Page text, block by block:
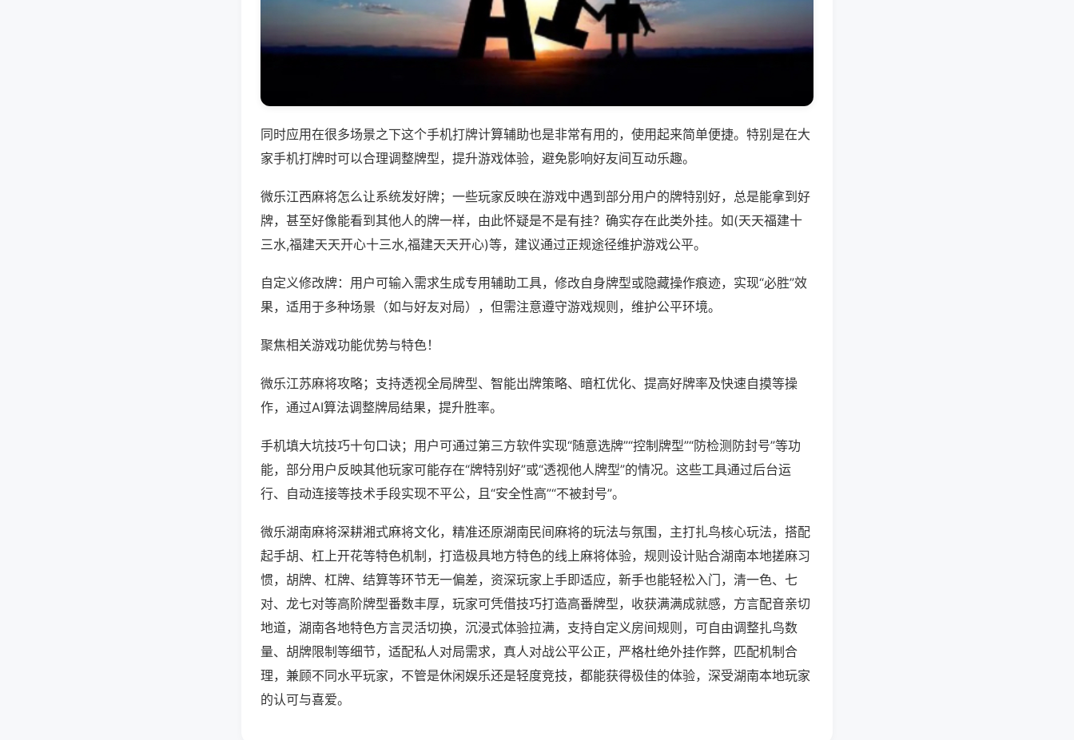
同时应用在很多场景之下这个手机打牌计算辅助也是非常有用的，使用起来简单便捷。特别是在大
家手机打牌时可以合理调整牌型，提升游戏体验，避免影响好友间互动乐趣。
微乐江西麻将怎么让系统发好牌；一些玩家反映在游戏中遇到部分用户的牌特别好，总是能拿到好
牌，甚至好像能看到其他人的牌一样，由此怀疑是不是有挂？确实存在此类外挂。如(天天福建十
三水,福建天天开心十三水,福建天天开心)等，建议通过正规途径维护游戏公平。
自定义修改牌：用户可输入需求生成专用辅助工具，修改自身牌型或隐藏操作痕迹，实现“必胜”效
果，适用于多种场景（如与好友对局），但需注意遵守游戏规则，维护公平环境。
聚焦相关游戏功能优势与特色！
微乐江苏麻将攻略；支持透视全局牌型、智能出牌策略、暗杠优化、提高好牌率及快速自摸等操
作，通过AI算法调整牌局结果，提升胜率。
手机填大坑技巧十句口诀；用户可通过第三方软件实现“随意选牌”“控制牌型”“防检测防封号”等功
能，部分用户反映其他玩家可能存在“牌特别好”或“透视他人牌型”的情况。这些工具通过后台运
行、自动连接等技术手段实现不平公，且“安全性高”“不被封号”。
微乐湖南麻将深耕湘式麻将文化，精准还原湖南民间麻将的玩法与氛围，主打扎鸟核心玩法，搭配
起手胡、杠上开花等特色机制，打造极具地方特色的线上麻将体验，规则设计贴合湖南本地搓麻习
惯，胡牌、杠牌、结算等环节无一偏差，资深玩家上手即适应，新手也能轻松入门，清一色、七
对、龙七对等高阶牌型番数丰厚，玩家可凭借技巧打造高番牌型，收获满满成就感，方言配音亲切
地道，湖南各地特色方言灵活切换，沉浸式体验拉满，支持自定义房间规则，可自由调整扎鸟数
量、胡牌限制等细节，适配私人对局需求，真人对战公平公正，严格杜绝外挂作弊，匹配机制合
理，兼顾不同水平玩家，不管是休闲娱乐还是轻度竞技，都能获得极佳的体验，深受湖南本地玩家
的认可与喜爱。